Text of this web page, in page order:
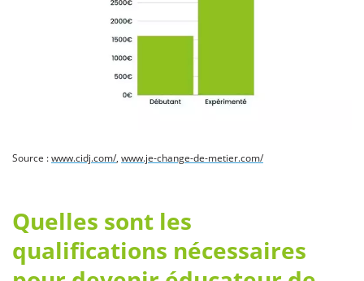
Source :www.cidj.com/, www.je-change-de-metier.com/
Quelles sont les
qualifications nécessaires